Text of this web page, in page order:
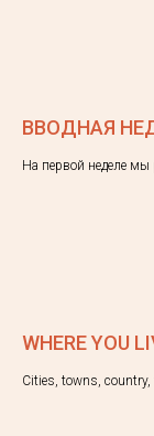
ВВОДНАЯ
На первой неделе
WHERE YOU
Cities, towns,